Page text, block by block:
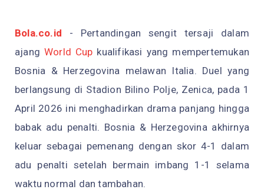
Bola.co.id - Pertandingan sengit tersaji dalam
ajang World Cup kualifikasi yang mempertemukan
Bosnia & Herzegovina melawan Italia. Duel yang
berlangsung di Stadion Bilino Polje, Zenica, pada 1
April 2026 ini menghadirkan drama panjang hingga
babak adu penalti. Bosnia & Herzegovina akhirnya
keluar sebagai pemenang dengan skor 4-1 dalam
adu penalti setelah bermain imbang 1-1 selama
waktu normal dan tambahan.